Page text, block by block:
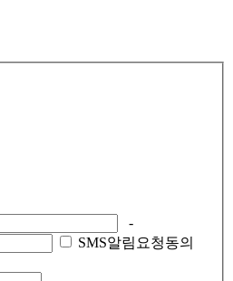
-
SMS알림요청동의